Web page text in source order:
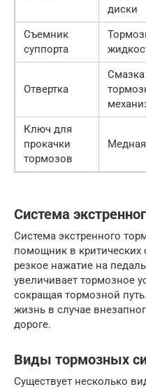
диски
Съемник
суппорта
Отвертка
Ключ для
прокачки
тормозов
Медная
Система
Система экстренного
помощник в критических
резкое нажатие на
увеличивает тормозное
сокращая тормозной
жизнь в случае
дороге.
Виды тормозных
Существует несколько